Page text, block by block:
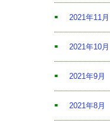
2021年11月
2021年10月
2021年9月
2021年8月